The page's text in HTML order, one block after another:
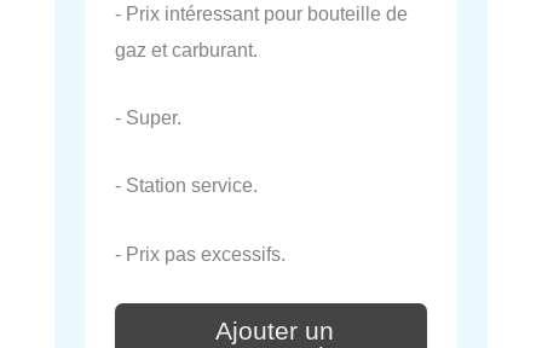
- Prix intéressant pour bouteille de
gaz et carburant.
- Super.
- Station service.
- Prix pas excessifs.
Ajouter un